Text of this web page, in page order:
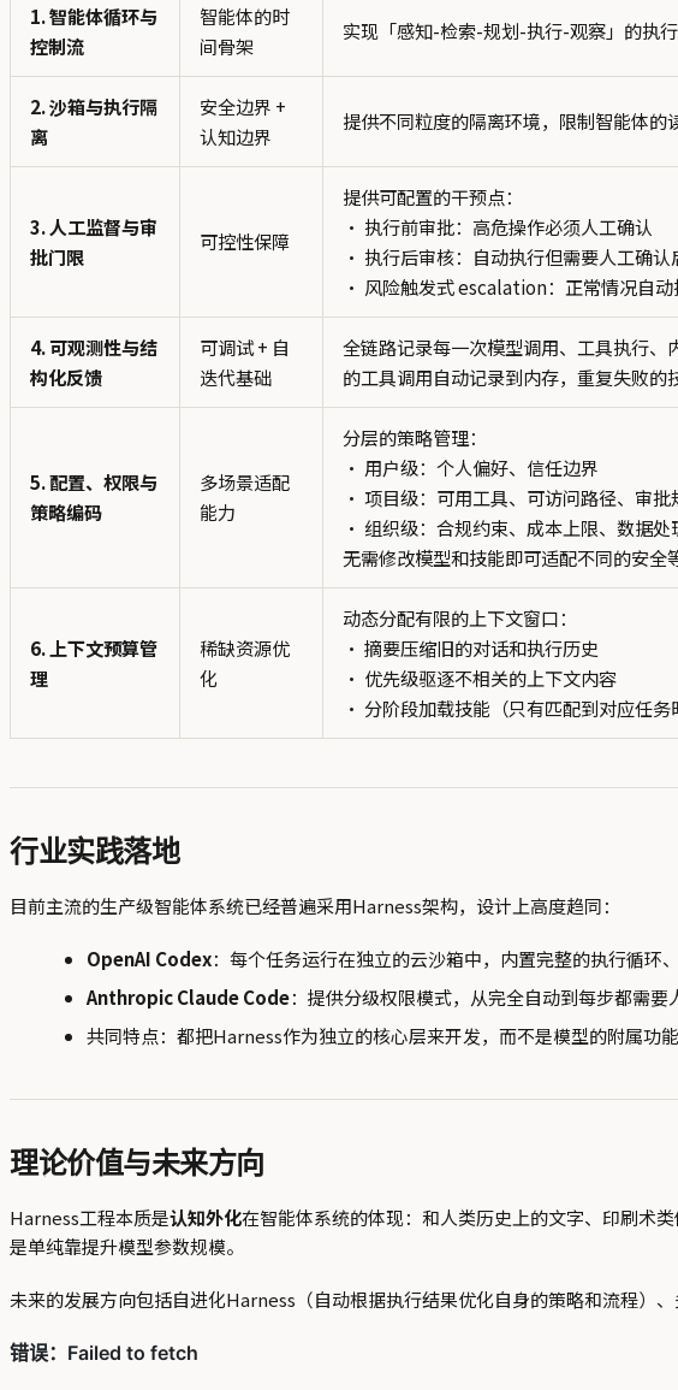
1. 智能体循环与
控制流
智能体的时
间骨架
实现「感知-检索-规划-执行-观察」的执
2. 沙箱与执行隔
离
安全边界 +
认知边界
提供不同粒度的隔离环境，限制智能体
3. 人工监督与审
批门限
可控性保障
提供可配置的干预点：
• 执行前审批：高危操作必须人工确认
• 执行后审核：自动执行但需要人工确认
• 风险触发式 escalation：正常情况自
4. 可观测性与结
构化反馈
可调试 + 自
迭代基础
全链路记录每一次模型调用、工具执行
的工具调用自动记录到内存，重复失败的
5. 配置、权限与
策略编码
多场景适配
能力
分层的策略管理：
• 用户级：个人偏好、信任边界
• 项目级：可用工具、可访问路径、审批
• 组织级：合规约束、成本上限、数据处
无需修改模型和技能即可适配不同的安全
6. 上下文预算管
理
稀缺资源优
化
动态分配有限的上下文窗口：
• 摘要压缩旧的对话和执行历史
• 优先级驱逐不相关的上下文内容
• 分阶段加载技能（只有匹配到对应任务
行业实践落地
目前主流的生产级智能体系统已经普遍采用Harness架构，设计上高度趋同：
OpenAI Codex：每个任务运行在独立的云沙箱中，内置完整的执行循环
Anthropic Claude Code：提供分级权限模式，从完全自动到每步都需
共同特点：都把Harness作为独立的核心层来开发，而不是模型的附属功能
理论价值与未来方向
Harness工程本质是认知外化在智能体系统的体现：和人类历史上的文字、印刷术
是单纯靠提升模型参数规模。
未来的发展方向包括自进化Harness（自动根据执行结果优化自身的策略和流程）